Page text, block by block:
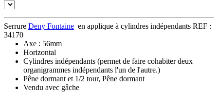
Serrure Deny Fontaine en applique à cylindres indépendants REF :
34170
Axe : 56mm
Horizontal
Cylindres indépendants (permet de faire cohabiter deux
organigrammes indépendants l'un de l'autre.)
Pêne dormant et 1/2 tour, Pêne dormant
Vendu avec gâche